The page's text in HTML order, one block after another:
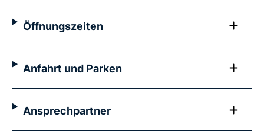
Öffnungszeiten
Anfahrt und Parken
Ansprechpartner